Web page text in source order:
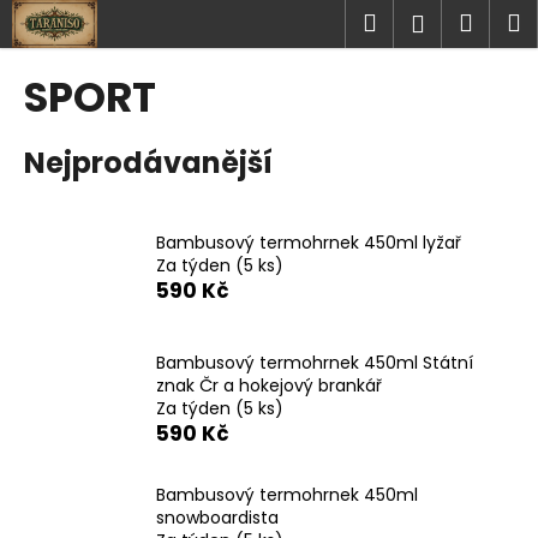
Přejít
na
obsah
Hledat
SPORT
Nejprodávanější
Bambusový termohrnek 450ml lyžař
Za týden (5 ks)
590 Kč
Bambusový termohrnek 450ml Státní
znak Čr a hokejový brankář
Za týden (5 ks)
590 Kč
Bambusový termohrnek 450ml
snowboardista
K
o
o